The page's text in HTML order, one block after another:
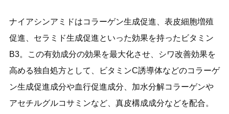
ナイアシンアミドはコラーゲン生成促進、表皮細胞増殖
促進、セラミド生成促進といった効果を持ったビタミン
B3。この有効成分の効果を最大化させ、シワ改善効果を
高める独自処方として、ビタミンC誘導体などのコラーゲ
ン生成促進成分や血行促進成分、加水分解コラーゲンや
アセチルグルコサミンなど、真皮構成成分などを配合。